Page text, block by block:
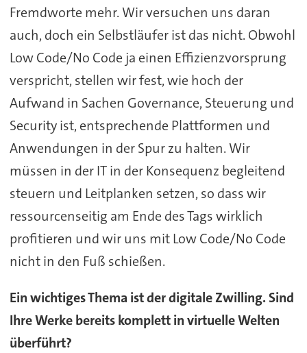
Fremdworte mehr. Wir versuchen uns daran
auch, doch ein Selbstläufer ist das nicht. Obwohl
Low Code/No Code ja einen Effizienzvorsprung
verspricht, stellen wir fest, wie hoch der
Aufwand in Sachen Governance, Steuerung und
Security ist, entsprechende Plattformen und
Anwendungen in der Spur zu halten. Wir
müssen in der IT in der Konsequenz begleitend
steuern und Leitplanken setzen, so dass wir
ressourcenseitig am Ende des Tags wirklich
profitieren und wir uns mit Low Code/No Code
nicht in den Fuß schießen.
Ein wichtiges Thema ist der digitale Zwilling. Sind
Ihre Werke bereits komplett in virtuelle Welten
überführt?